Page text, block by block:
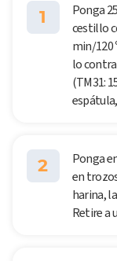
1
Ponga
cestillo
min/120
lo
(TM31:
2
Ponga
en
harina,
Retire a